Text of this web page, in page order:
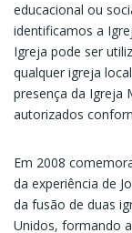
educacional ou
identificamos a
Igreja pode ser
qualquer igreja
presença da Igreja
autorizados
Em 2008
da experiência de
da fusão de duas
Unidos, formando